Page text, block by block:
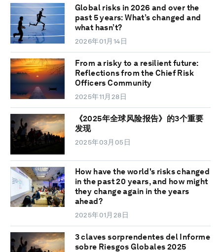
Global risks in 2026 and over the
past 5 years: What’s changed and
what hasn’t?
2026年01月14日
From a risky to a resilient future:
Reflections from the Chief Risk
Officers Community
2025年11月28日
《2025年全球风险报告》的3个重要
发现
2025年03月05日
How have the world's risks changed
in the past 20 years, and how might
they change again in the years
ahead?
2025年01月28日
3 claves sorprendentes del Informe
sobre Riesgos Globales 2025